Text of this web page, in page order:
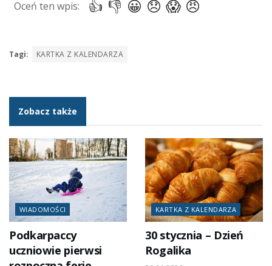
Tagi: KARTKA Z KALENDARZA
Zobacz także
WIADOMOŚCI
Podkarpaccy
uczniowie pierwsi
KARTKA Z KALENDARZA
30 stycznia – Dzień
Rogalika